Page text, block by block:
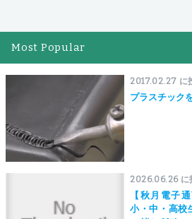
Most Popular
2017.02.27 に
プラスチック
2026.06.26 に
【秋月電子
小・中・高校